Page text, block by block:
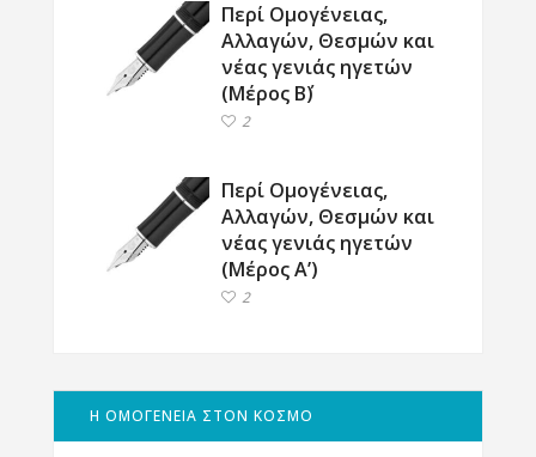
Περί Ομογένειας,
Αλλαγών, Θεσμών και
νέας γενιάς ηγετών
(Μέρος Β΄)
2
Περί Ομογένειας,
Αλλαγών, Θεσμών και
νέας γενιάς ηγετών
(Μέρος Α’)
2
Η ΟΜΟΓΕΝΕΙΑ ΣΤΟΝ ΚΟΣΜΟ